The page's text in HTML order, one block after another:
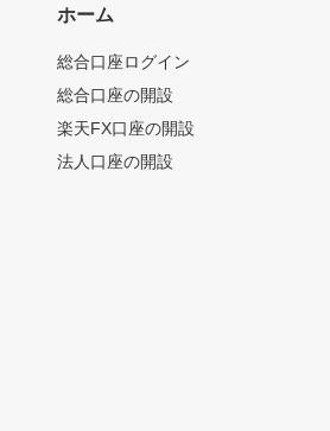
ホーム
総合口座ログイン
総合口座の開設
楽天FX口座の開設
法人口座の開設